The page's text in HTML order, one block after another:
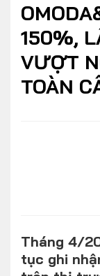
THỊ TRƯỜNG
Chính sách
Album ảnh
Video
150%,
VƯỢT
TOÀN
Tháng 4/
tục ghi